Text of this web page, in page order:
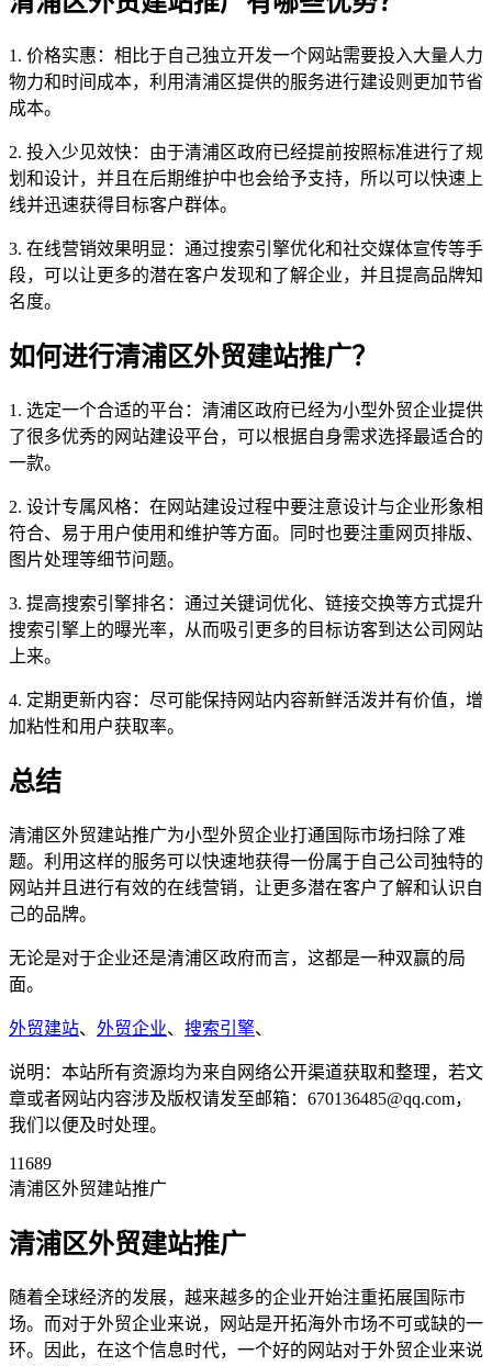
1. 价格实惠：相比于自己独立开发一个网站需要投入大量人力
物力和时间成本，利用清浦区提供的服务进行建设则更加节省
成本。
2. 投入少见效快：由于清浦区政府已经提前按照标准进行了规
划和设计，并且在后期维护中也会给予支持，所以可以快速上
线并迅速获得目标客户群体。
3. 在线营销效果明显：通过搜索引擎优化和社交媒体宣传等手
段，可以让更多的潜在客户发现和了解企业，并且提高品牌知
名度。
如何进行清浦区外贸建站推广？
1. 选定一个合适的平台：清浦区政府已经为小型外贸企业提供
了很多优秀的网站建设平台，可以根据自身需求选择最适合的
一款。
2. 设计专属风格：在网站建设过程中要注意设计与企业形象相
符合、易于用户使用和维护等方面。同时也要注重网页排版、
图片处理等细节问题。
3. 提高搜索引擎排名：通过关键词优化、链接交换等方式提升
搜索引擎上的曝光率，从而吸引更多的目标访客到达公司网站
上来。
4. 定期更新内容：尽可能保持网站内容新鲜活泼并有价值，增
加粘性和用户获取率。
总结
清浦区外贸建站推广为小型外贸企业打通国际市场扫除了难
题。利用这样的服务可以快速地获得一份属于自己公司独特的
网站并且进行有效的在线营销，让更多潜在客户了解和认识自
己的品牌。
无论是对于企业还是清浦区政府而言，这都是一种双赢的局
面。
外贸建站、 外贸企业、 搜索引擎、
说明：本站所有资源均为来自网络公开渠道获取和整理，若文
章或者网站内容涉及版权请发至邮箱：670136485@qq.com，
我们以便及时处理。
11689
清浦区外贸建站推广
清浦区外贸建站推广
随着全球经济的发展，越来越多的企业开始注重拓展国际市
场。而对于外贸企业来说，网站是开拓海外市场不可或缺的一
环。因此，在这个信息时代，一个好的网站对于外贸企业来说